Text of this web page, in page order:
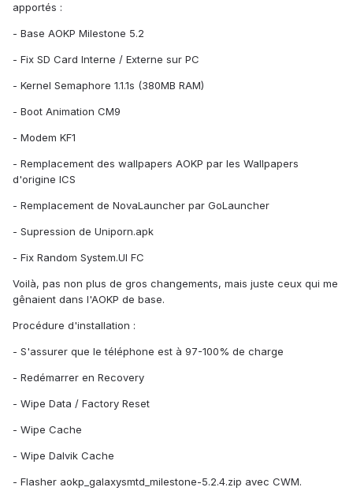
apportés :
- Base AOKP Milestone 5.2
- Fix SD Card Interne / Externe sur PC
- Kernel Semaphore 1.1.1s (380MB RAM)
- Boot Animation CM9
- Modem KF1
- Remplacement des wallpapers AOKP par les Wallpapers
d'origine ICS
- Remplacement de NovaLauncher par GoLauncher
- Supression de Uniporn.apk
- Fix Random System.UI FC
Voilà, pas non plus de gros changements, mais juste ceux qui me
gênaient dans l'AOKP de base.
Procédure d'installation :
- S'assurer que le téléphone est à 97-100% de charge
- Redémarrer en Recovery
- Wipe Data / Factory Reset
- Wipe Cache
- Wipe Dalvik Cache
- Flasher aokp_galaxysmtd_milestone-5.2.4.zip avec CWM.